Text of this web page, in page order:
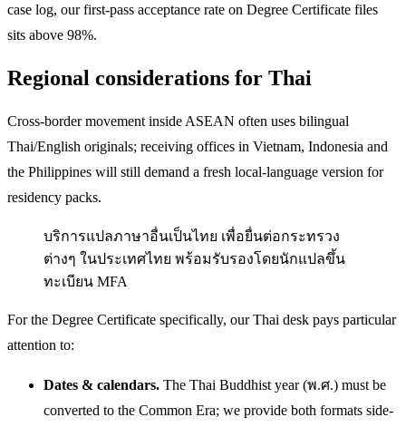
case log, our first-pass acceptance rate on Degree Certificate files
sits above 98%.
Regional considerations for Thai
Cross-border movement inside ASEAN often uses bilingual
Thai/English originals; receiving offices in Vietnam, Indonesia and
the Philippines will still demand a fresh local-language version for
residency packs.
บริการแปลภาษาอื่นเป็นไทย เพื่อยื่นต่อกระทรวง
ต่างๆ ในประเทศไทย พร้อมรับรองโดยนักแปลขึ้น
ทะเบียน MFA
For the Degree Certificate specifically, our Thai desk pays particular
attention to:
Dates & calendars. The Thai Buddhist year (พ.ศ.) must be
converted to the Common Era; we provide both formats side-